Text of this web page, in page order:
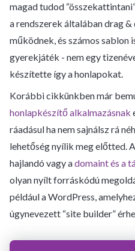
magad tudod
a rendszerek általában drag
működnek, és számos sablon
gyerekjáték - nem egy
készítette így a honlapokat.
Korábbi cikkünkben már
honlapkészítő alkalmazásnak
ráadásul ha nem sajnálsz rá
lehetőség nyílik meg előtted.
hajlandó vagy adomaint és a
olyan nyílt forráskódú
például a WordPress,
úgynevezett “site builder”